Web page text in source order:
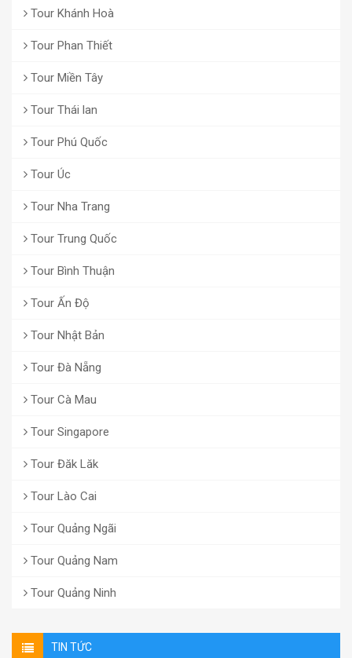
Tour Khánh Hoà
Tour Phan Thiết
Tour Miền Tây
Tour Thái lan
Tour Phú Quốc
Tour Úc
Tour Nha Trang
Tour Trung Quốc
Tour Bình Thuận
Tour Ấn Độ
Tour Nhật Bản
Tour Đà Nẵng
Tour Cà Mau
Tour Singapore
Tour Đăk Lăk
Tour Lào Cai
Tour Quảng Ngãi
Tour Quảng Nam
Tour Quảng Ninh
TIN TỨC